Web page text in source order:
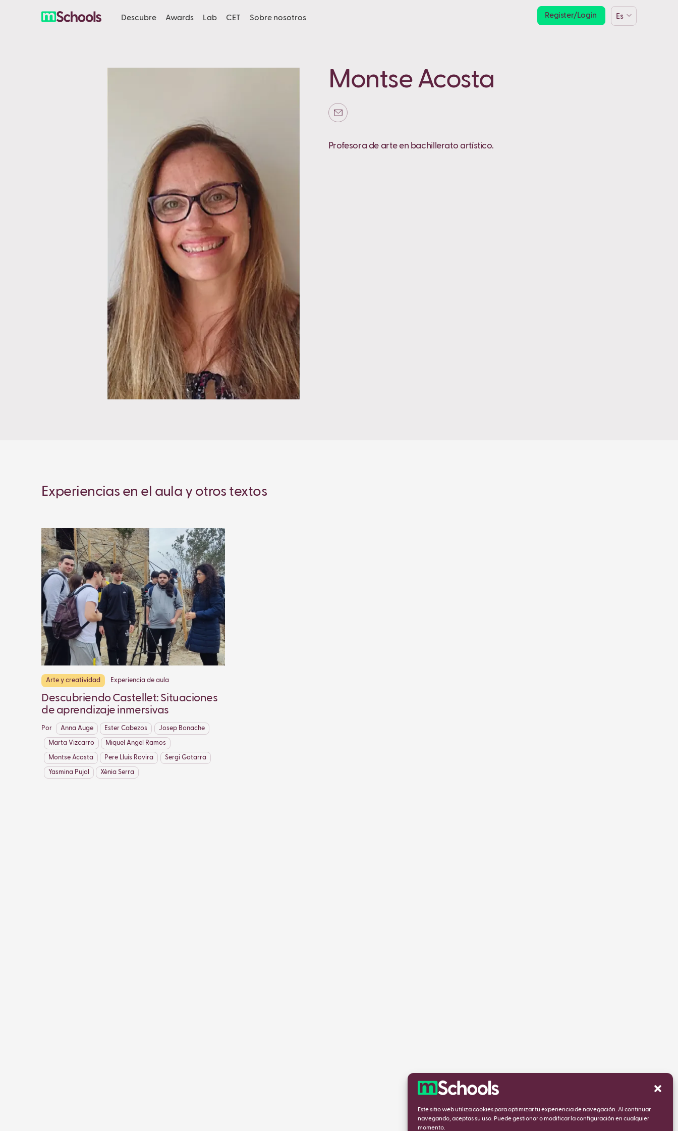
Este sitio web utiliza cookies para optimizar tu experiencia de navegación. Al continuar
navegando, aceptas su uso. Puede gestionar o modificar la configuración en cualquier
momento.
Descubre Awards Lab CET Sobre nosotros Register/Login Es
Montse Acosta
Profesora de arte en bachillerato artístico.
Experiencias en el aula y otros textos
Arte y creatividad Experiencia de aula
Descubriendo Castellet: Situaciones
de aprendizaje inmersivas
Por Anna Auge Ester Cabezos Josep Bonache
Marta Vizcarro Miquel Angel Ramos
Montse Acosta Pere Lluís Rovira Sergi Gotarra
Yasmina Pujol Xènia Serra